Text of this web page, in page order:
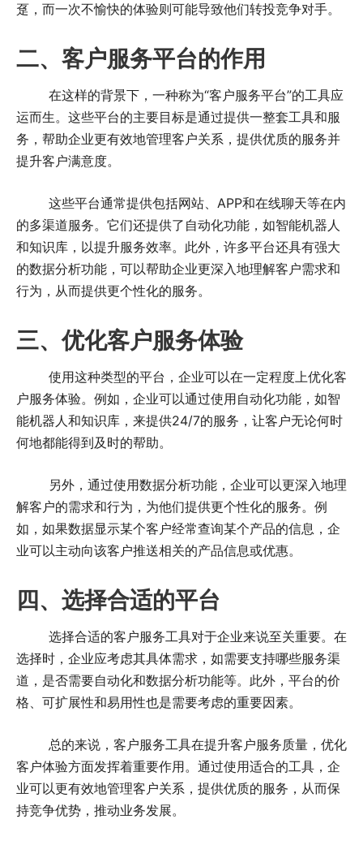
趸，而一次不愉快的体验则可能导致他们转投竞争对手。
二、客户服务平台的作用
在这样的背景下，一种称为“客户服务平台”的工具应
运而生。这些平台的主要目标是通过提供一整套工具和服
务，帮助企业更有效地管理客户关系，提供优质的服务并
提升客户满意度。
这些平台通常提供包括网站、APP和在线聊天等在内
的多渠道服务。它们还提供了自动化功能，如智能机器人
和知识库，以提升服务效率。此外，许多平台还具有强大
的数据分析功能，可以帮助企业更深入地理解客户需求和
行为，从而提供更个性化的服务。
三、优化客户服务体验
使用这种类型的平台，企业可以在一定程度上优化客
户服务体验。例如，企业可以通过使用自动化功能，如智
能机器人和知识库，来提供24/7的服务，让客户无论何时
何地都能得到及时的帮助。
另外，通过使用数据分析功能，企业可以更深入地理
解客户的需求和行为，为他们提供更个性化的服务。例
如，如果数据显示某个客户经常查询某个产品的信息，企
业可以主动向该客户推送相关的产品信息或优惠。
四、选择合适的平台
选择合适的客户服务工具对于企业来说至关重要。在
选择时，企业应考虑其具体需求，如需要支持哪些服务渠
道，是否需要自动化和数据分析功能等。此外，平台的价
格、可扩展性和易用性也是需要考虑的重要因素。
总的来说，客户服务工具在提升客户服务质量，优化
客户体验方面发挥着重要作用。通过使用适合的工具，企
业可以更有效地管理客户关系，提供优质的服务，从而保
持竞争优势，推动业务发展。